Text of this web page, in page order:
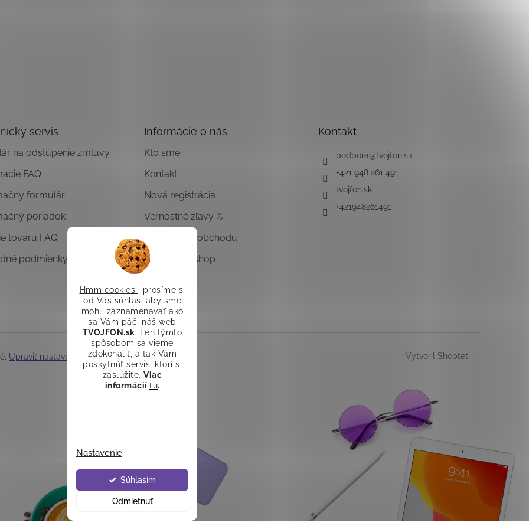
Hmm cookies
, prosíme si
od Vás súhlas, aby sme
mohli zaznamenavať ako
sa Vám páči náš web
TVOJFON.sk. Len týmto
spôsobom sa vieme
zdokonaliť, a tak Vám
poskytnúť servis, ktorí si
zaslúžite.Viac
informácií tu.
Nastavenie
Odmietnuť
Súhlasím
servis
na odstúpenie zmluvy
FAQ
formulár
poriadok
tovaru FAQ
podmienky
Informácie o nás
Kto sme
Kontakt
Nová registrácia
Vernostné zľavy %
Hodnotenie obchodu
Overený E-shop
Kontakt
podpora@tvojfon.sk
+421 948 261 491
tvojfon.sk
+421948261491
Vytvoril Shoptet
Upraviť nastavenie cookies